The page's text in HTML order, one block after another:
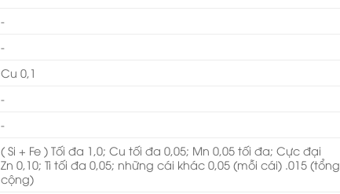
-
-
Cu 0,1
-
-
( Si + Fe ) Tối đa 1,0; Cu tối đa 0,05; Mn 0,05 tối đa; Cực đại
Zn 0,10; Ti tối đa 0,05; những cái khác 0,05 (mỗi cái) .015 (tổng
cộng)